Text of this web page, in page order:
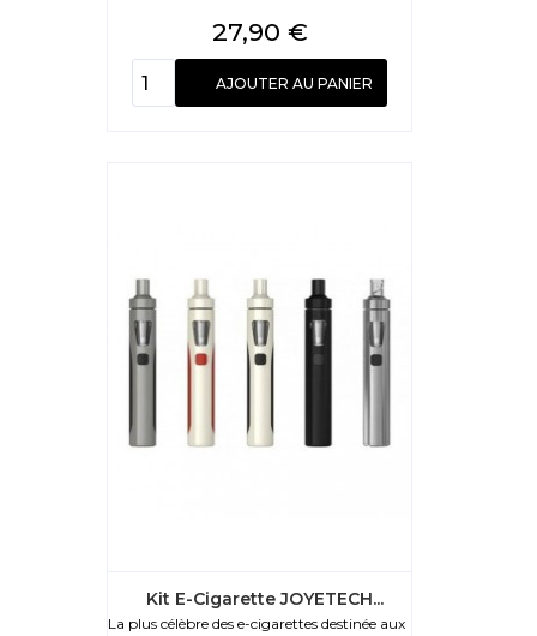
Prix
27,90 €
AJOUTER AU PANIER
Kit E-Cigarette JOYETECH...
La plus célèbre des e-cigarettes destinée aux